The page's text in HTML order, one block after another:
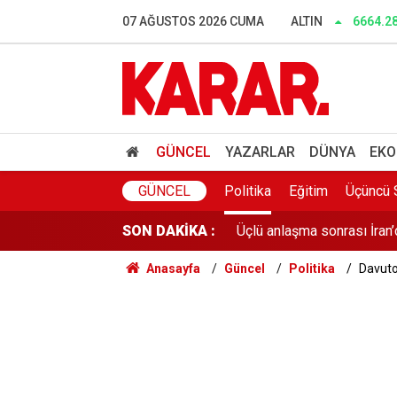
07 AĞUSTOS 2026 CUMA ALTIN
GÜNCEL YAZARLAR DÜNYA
GÜNCEL Politika Eğitim Üçüncü
SON DAKİKA :
50 ülkeden genç
Miniklere Papatya’dan
Üçlü anlaşma sonrası
12 maddelik çözüm
Türkiye'de ilk, dünyada
Anasayfa Güncel Politika